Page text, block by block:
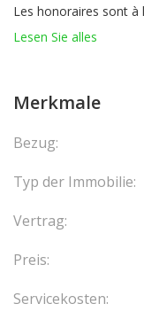
Les honoraires sont à
Lesen Sie alles
Merkmale
Bezug:
Typ der Immobilie:
Vertrag:
Preis:
Servicekosten: